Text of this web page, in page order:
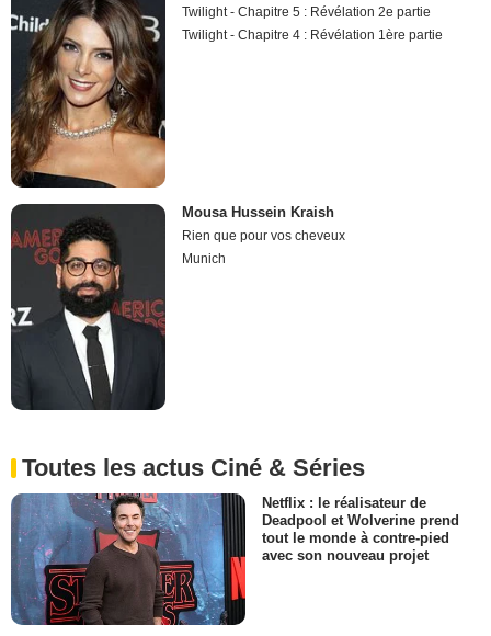
Twilight - Chapitre 5 : Révélation 2e partie
Twilight - Chapitre 4 : Révélation 1ère partie
Mousa Hussein Kraish
Rien que pour vos cheveux
Munich
Toutes les actus Ciné & Séries
Netflix : le réalisateur de
Deadpool et Wolverine prend
tout le monde à contre-pied
avec son nouveau projet